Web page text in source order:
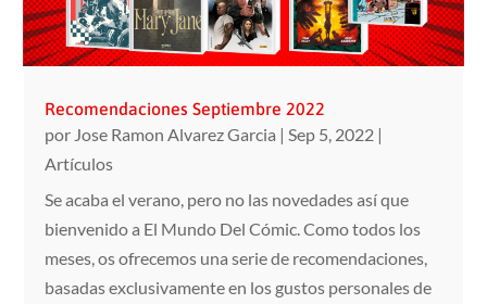
Recomendaciones Septiembre 2022
por Jose Ramon Alvarez Garcia |Sep 5, 2022 |
Artículos
Se acaba el verano, pero no las novedades así que
bienvenido a El Mundo Del Cómic. Como todos los
meses, os ofrecemos una serie de recomendaciones,
basadas exclusivamente en los gustos personales de